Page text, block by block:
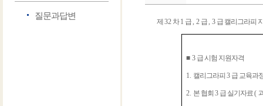
질문과답변
제 32 차1 급, 2 급, 3 급 캘리그라피
■ 3 급 시험 지원자격
1. 캘리그라피 3 급 교육과
2. 본 협회 3 급 실기자료(